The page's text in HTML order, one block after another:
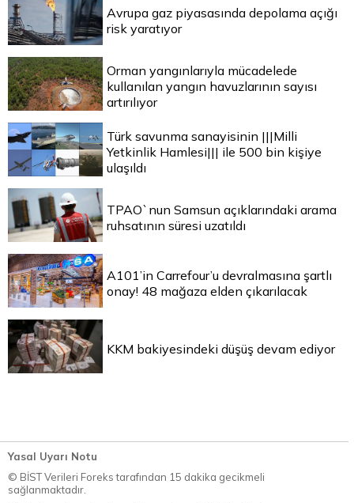
Avrupa gaz piyasasında depolama açığı
risk yaratıyor
Orman yangınlarıyla mücadelede
kullanılan yangın havuzlarının sayısı
artırılıyor
Türk savunma sanayisinin |||Milli
Yetkinlik Hamlesi||| ile 500 bin kişiye
ulaşıldı
TPAO`nun Samsun açıklarındaki arama
ruhsatının süresi uzatıldı
A101’in Carrefour’u devralmasına şartlı
onay! 48 mağaza elden çıkarılacak
KKM bakiyesindeki düşüş devam ediyor
Yasal Uyarı Notu
© BİST Verileri Foreks tarafından 15 dakika gecikmeli
sağlanmaktadır.